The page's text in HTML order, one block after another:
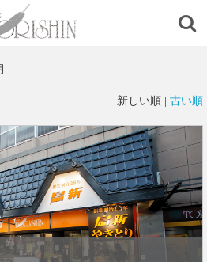
新しい順 | 古い順